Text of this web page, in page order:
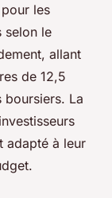
les
selon le
allant
de 12,5
boursiers. La
adapté à leur